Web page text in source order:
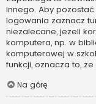
innego. Aby
logowania zaznacz
niezalecane, jeżeli
komputera, np. w
komputerowej w
funkcji, oznacza to, że
Na górę